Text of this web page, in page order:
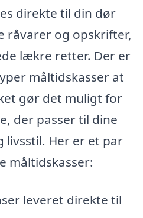
direkte til din dør
råvarer og opskrifter,
lækre retter. Der er
måltidskasser at
gør det muligt for
der passer til dine
Her er et par
måltidskasser:
leveret direkte til